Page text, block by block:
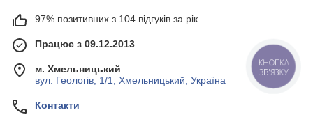
97% позитивних з 104 відгуків за рік
Працює з 09.12.2013
м. Хмельницький
вул. Геологів, 1/1, Хмельницький, Україна
Контакти